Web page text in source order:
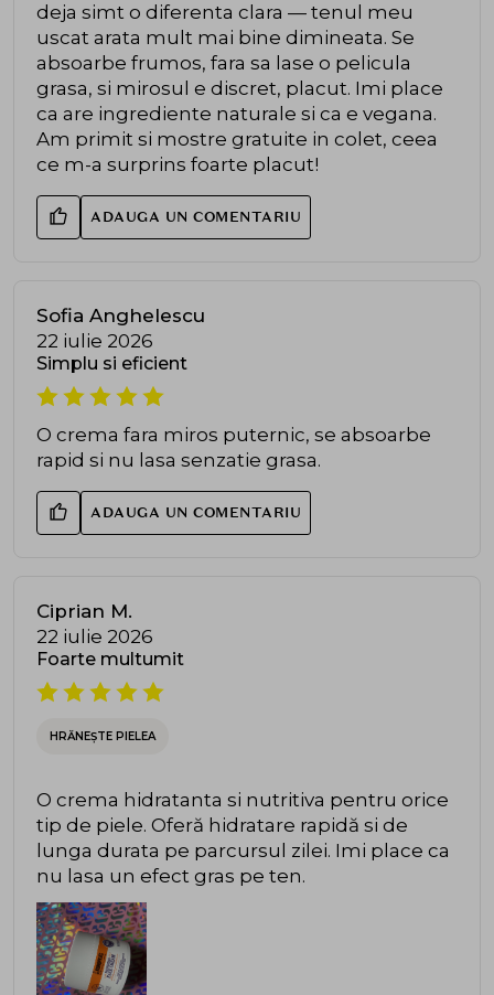
deja simt o diferenta clara — tenul meu
uscat arata mult mai bine dimineata. Se
absoarbe frumos, fara sa lase o pelicula
grasa, si mirosul e discret, placut. Imi place
ca are ingrediente naturale si ca e vegana.
Am primit si mostre gratuite in colet, ceea
ce m-a surprins foarte placut!
ADAUGA UN COMENTARIU
Sofia Anghelescu
22 iulie 2026
Simplu si eficient
O crema fara miros puternic, se absoarbe
rapid si nu lasa senzatie grasa.
ADAUGA UN COMENTARIU
Ciprian M.
22 iulie 2026
Foarte multumit
HRĂNEȘTE PIELEA
O crema hidratanta si nutritiva pentru orice
tip de piele. Oferă hidratare rapidă si de
lunga durata pe parcursul zilei. Imi place ca
nu lasa un efect gras pe ten.